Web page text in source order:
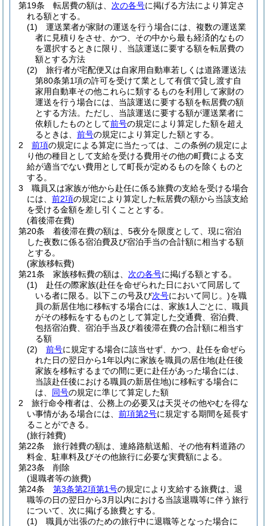
第19条
転居費の額は、 次の各号に掲げる方法により算定さ
れる額とする。
(1)
運送業者が家財の運送を行う場合には、複数の運送業
者に見積りをさせ、かつ、その中から最も経済的なもの
を選択するときに限り、当該運送に要する額を転居費の
額とする方法
(2)
旅行者が宅配便又は自家用自動車若しくは道路運送法
第80条第1項の許可を受けて業として有償で貸し渡す自
家用自動車その他これらに類するものを利用して家財の
運送を行う場合には、当該運送に要する額を転居費の額
とする方法。 ただし、当該運送に要する額が運送業者に
依頼したものとして前号の規定により算定した額を超え
るときは、 前号の規定により算定した額とする。
2
前項の規定による算定に当たっては、この条例の規定によ
り他の種目として支給を受ける費用その他の町費による支
給が適当でない費用として町長が定めるものを除くものと
する。
3
職員又は家族が他から赴任に係る旅費の支給を受ける場合
には、 前2項の規定により算定した転居費の額から当該支給
を受ける金額を差し引くこととする。
(着後滞在費)
第20条
着後滞在費の額は、5夜分を限度として、現に宿泊
した夜数に係る宿泊費及び宿泊手当の合計額に相当する額
とする。
(家族移転費)
第21条
家族移転費の額は、 次の各号に掲げる額とする。
(1)
赴任の際家族(赴任を命ぜられた日において同居して
いる者に限る。以下この号及び次号において同じ。)を職
員の新居住地に移転する場合には、家族1人ごとに、職員
がその移転をするものとして算定した交通費、宿泊費、
包括宿泊費、宿泊手当及び着後滞在費の合計額に相当す
る額
(2)
前号に規定する場合に該当せず、かつ、赴任を命ぜら
れた日の翌日から1年以内に家族を職員の居住地(赴任後
家族を移転するまでの間に更に赴任があった場合には、
当該赴任後における職員の新居住地)に移転する場合に
は、 同号の規定に準じて算定した額
2
旅行命令権者は、公務上の必要又は天災その他やむを得な
い事情がある場合には、 前項第2号に規定する期間を延長す
ることができる。
(旅行雑費)
第22条
旅行雑費の額は、連絡路航送船、その他有料道路の
料金、駐車料及びその他旅行に必要な実費額による。
第23条
削除
(退職者等の旅費)
第24条
第3条第2項第1号の規定により支給する旅費は、退
職等の日の翌日から3月以内における当該退職等に伴う旅行
について、次に掲げる旅費とする。
(1)
職員が出張のための旅行中に退職等となった場合に